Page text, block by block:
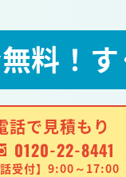
料！
話で見積もり
0120-22-8441
受付】9:00～17:00